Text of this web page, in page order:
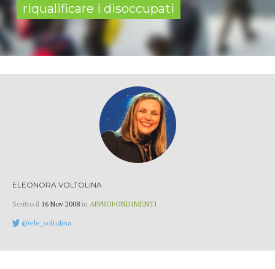
riqualificare i disoccupati
ELEONORA VOLTOLINA
Scritto il 16 Nov 2008 in APPROFONDIMENTI
@ele_voltolina